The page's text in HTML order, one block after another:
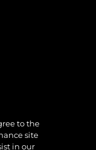
to the
site
in our